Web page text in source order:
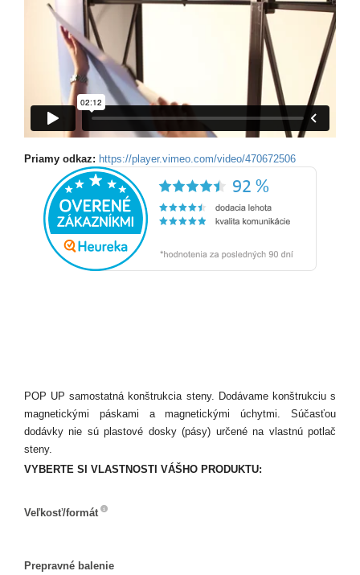
Priamy odkaz: https://player.vimeo.com/video/470672506
POP UP samostatná konštrukcia steny. Dodávame konštrukciu s
magnetickými páskami a magnetickými úchytmi. Súčasťou
dodávky nie sú plastové dosky (pásy) určené na vlastnú potlač
steny.
VYBERTE SI VLASTNOSTI VÁŠHO PRODUKTU:
Veľkosť/formát
Prepravné balenie